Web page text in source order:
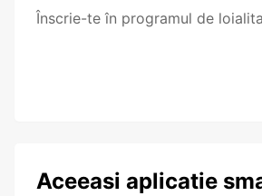
Înscrie-te în programul de
Aceeasi aplicatie